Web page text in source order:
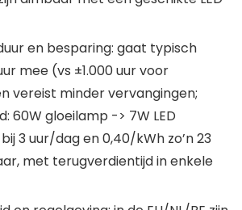
en besparing: gaat typisch
mee (vs ±1.000 uur voor
vereist minder vervangingen;
60W gloeilamp -> 7W LED
3 uur/dag en 0,40/kWh zo’n 23
met terugverdientijd in enkele